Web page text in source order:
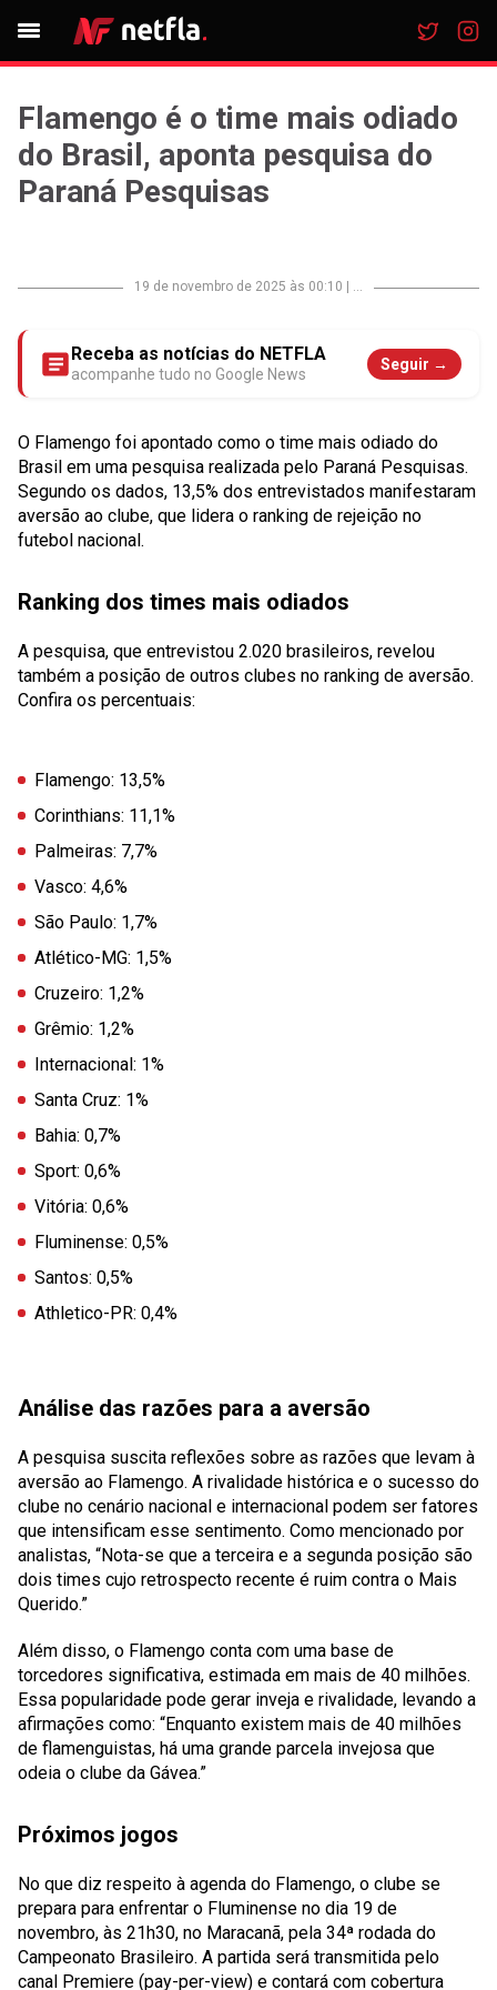
Flamengo é o time mais odiado
do Brasil, aponta pesquisa do
Paraná Pesquisas
19 de novembro de 2025 às 00:10 ...
Receba as notícias do NETFLA
acompanhe tudo no Google News
Seguir →
O Flamengo foi apontado como o time mais odiado do
Brasil em uma pesquisa realizada pelo Paraná Pesquisas.
Segundo os dados, 13,5% dos entrevistados manifestaram
aversão ao clube, que lidera o ranking de rejeição no
futebol nacional.
Ranking dos times mais odiados
A pesquisa, que entrevistou 2.020 brasileiros, revelou
também a posição de outros clubes no ranking de aversão.
Confira os percentuais:
Flamengo: 13,5%
Corinthians: 11,1%
Palmeiras: 7,7%
Vasco: 4,6%
São Paulo: 1,7%
Atlético-MG: 1,5%
Cruzeiro: 1,2%
Grêmio: 1,2%
Internacional: 1%
Santa Cruz: 1%
Bahia: 0,7%
Sport: 0,6%
Vitória: 0,6%
Fluminense: 0,5%
Santos: 0,5%
Athletico-PR: 0,4%
Análise das razões para a aversão
A pesquisa suscita reflexões sobre as razões que levam à
aversão ao Flamengo. A rivalidade histórica e o sucesso do
clube no cenário nacional e internacional podem ser fatores
que intensificam esse sentimento. Como mencionado por
analistas, “Nota-se que a terceira e a segunda posição são
dois times cujo retrospecto recente é ruim contra o Mais
Querido.”
Além disso, o Flamengo conta com uma base de
torcedores significativa, estimada em mais de 40 milhões.
Essa popularidade pode gerar inveja e rivalidade, levando a
afirmações como: “Enquanto existem mais de 40 milhões
de flamenguistas, há uma grande parcela invejosa que
odeia o clube da Gávea.”
Próximos jogos
No que diz respeito à agenda do Flamengo, o clube se
prepara para enfrentar o Fluminense no dia 19 de
novembro, às 21h30, no Maracanã, pela 34ª rodada do
Campeonato Brasileiro. A partida será transmitida pelo
canal Premiere (pay-per-view) e contará com cobertura